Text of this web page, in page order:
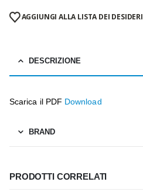
AGGIUNGI ALLA LISTA DEI DESIDERI
DESCRIZIONE
Scarica il PDF Download
BRAND
PRODOTTI CORRELATI